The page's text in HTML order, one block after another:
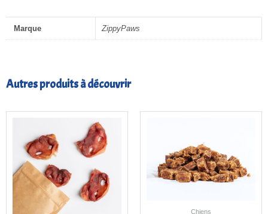
Marque ZippyPaws
Autres produits à découvrir
Chiens
18,00€